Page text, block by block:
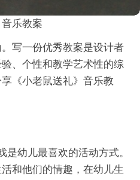
乐教案
写一份优秀教案是设计者
、个性和教学艺术性的综
《小老鼠送礼》音乐教
是幼儿最喜欢的活动方式。
和他们的情趣，在幼儿生